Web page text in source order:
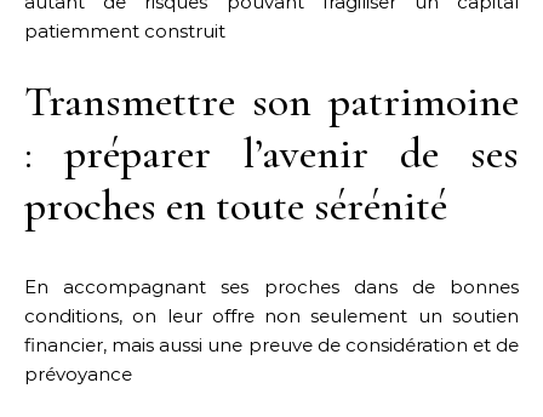
patiemment construit
Transmettre son patrimoine
: préparer l’avenir de ses
proches en toute sérénité
En accompagnant ses proches dans de bonnes
conditions, on leur offre non seulement un soutien
financier, mais aussi une preuve de considération et de
prévoyance